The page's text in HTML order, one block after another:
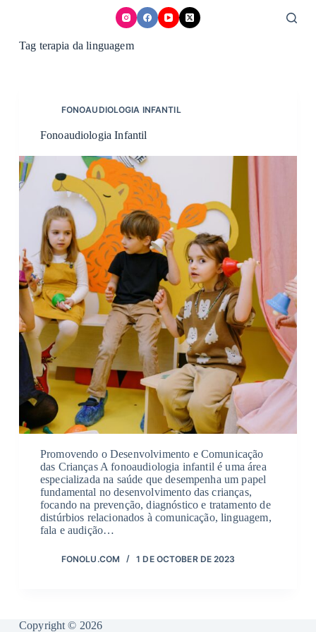
Tag terapia da linguagem
FONOAUDIOLOGIA INFANTIL
Fonoaudiologia Infantil
Promovendo o Desenvolvimento e Comunicação
das Crianças A fonoaudiologia infantil é uma área
especializada na saúde que desempenha um papel
fundamental no desenvolvimento das crianças,
focando na prevenção, diagnóstico e tratamento de
distúrbios relacionados à comunicação, linguagem,
fala e audição…
FONOLU.COM 1 DE OCTOBER DE 2023
Copyright © 2026